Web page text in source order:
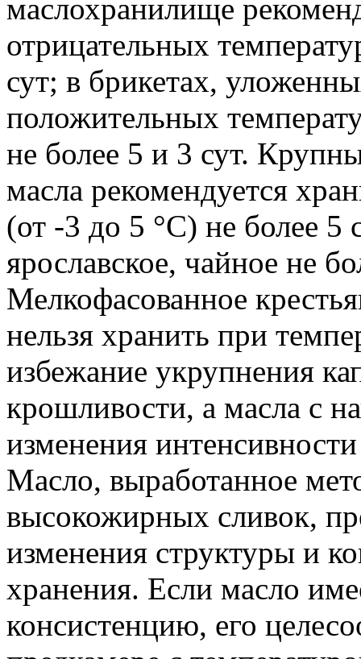
маслохранилище
отрицательных
сут; в брикетах,
положительных
не более 5 и 3 сут.
масла рекомендуется
(от -3 до 5 °С) не более 5
ярославское, чайное не
Мелкофасованное
нельзя хранить при
избежание укрупнения
крошливости, а масла с
изменения
Масло, выработанное
высокожирных сливок,
изменения структуры и
хранения. Если масло
консистенцию, его